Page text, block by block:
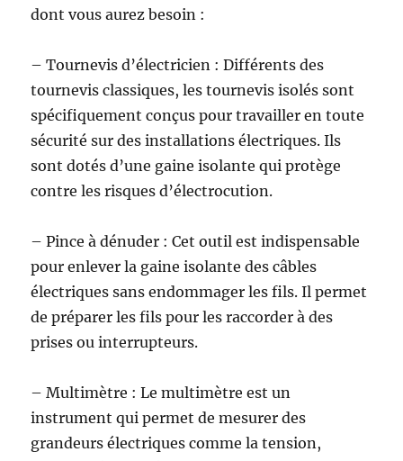
dont vous aurez besoin :
– Tournevis d’électricien : Différents des
tournevis classiques, les tournevis isolés sont
spécifiquement conçus pour travailler en toute
sécurité sur des installations électriques. Ils
sont dotés d’une gaine isolante qui protège
contre les risques d’électrocution.
– Pince à dénuder : Cet outil est indispensable
pour enlever la gaine isolante des câbles
électriques sans endommager les fils. Il permet
de préparer les fils pour les raccorder à des
prises ou interrupteurs.
– Multimètre : Le multimètre est un
instrument qui permet de mesurer des
grandeurs électriques comme la tension,